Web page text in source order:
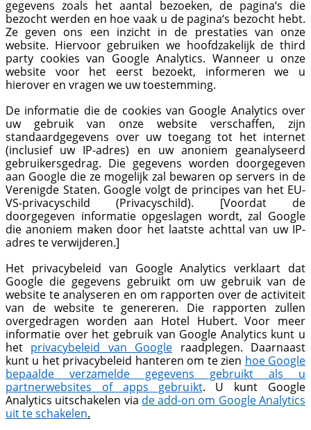
gegevens zoals het aantal bezoeken, de pagina‘s die
bezocht werden en hoe vaak u de pagina‘s bezocht hebt.
Ze geven ons een inzicht in de prestaties van onze
website. Hiervoor gebruiken we hoofdzakelijk de third
party cookies van Google Analytics. Wanneer u onze
website voor het eerst bezoekt, informeren we u
hierover en vragen we uw toestemming.
De informatie die de cookies van Google Analytics over
uw gebruik van onze website verschaffen, zijn
standaardgegevens over uw toegang tot het internet
(inclusief uw IP-adres) en uw anoniem geanalyseerd
gebruikersgedrag. Die gegevens worden doorgegeven
aan Google die ze mogelijk zal bewaren op servers in de
Verenigde Staten. Google volgt de principes van het EU-
VS-privacyschild (Privacyschild). [Voordat de
doorgegeven informatie opgeslagen wordt, zal Google
die anoniem maken door het laatste achttal van uw IP-
adres te verwijderen.]
Het privacybeleid van Google Analytics verklaart dat
Google die gegevens gebruikt om uw gebruik van de
website te analyseren en om rapporten over de activiteit
van de website te genereren. Die rapporten zullen
overgedragen worden aan Hotel Hubert. Voor meer
informatie over het gebruik van Google Analytics kunt u
het privacybeleid van Google raadplegen. Daarnaast
kunt u het privacybeleid hanteren om te zien hoe Google
bepaalde verzamelde gegevens gebruikt als u
partnerwebsites of apps gebruikt. U kunt Google
Analytics uitschakelen via de add-on om Google Analytics
uit te schakelen.